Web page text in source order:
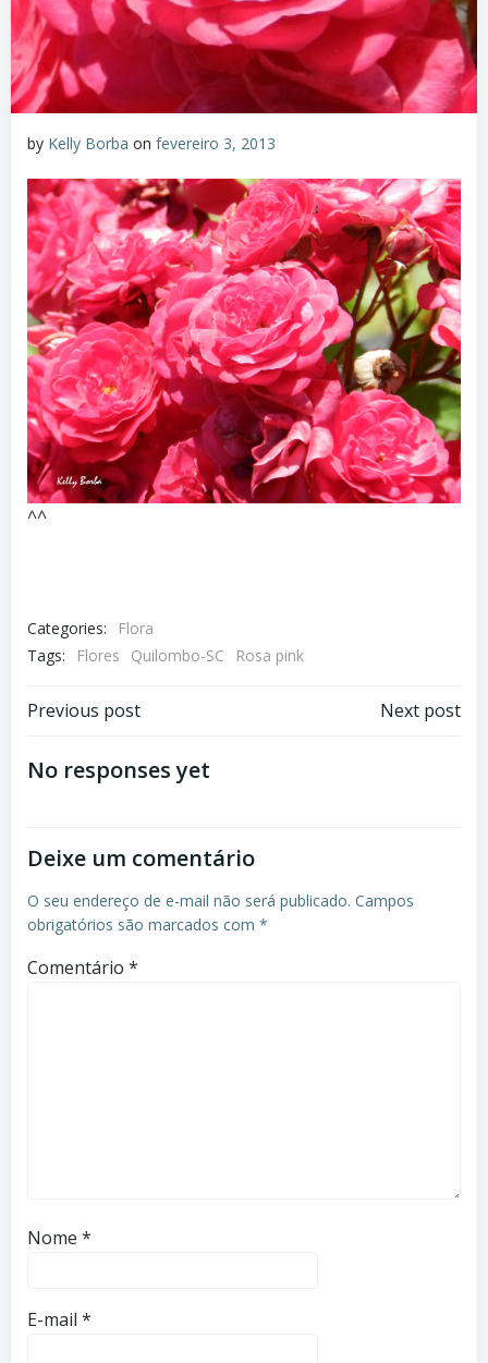
by Kelly Borba on fevereiro 3, 2013
^^
Categories:
Flora
Tags:
Flores Quilombo-SC Rosa pink
Post
navigation
Previous post Next post
No responses yet
Deixe um comentário
O seu endereço de e-mail não será publicado. Campos
obrigatórios são marcados com *
Comentário *
Nome *
E-mail *